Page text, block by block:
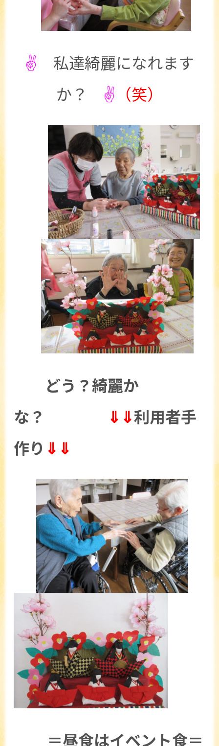
✌ 私達綺麗になれます
か？ ✌ （笑）
どう？綺麗か
な？
⇓⇓利用者手
作り ⇓⇓
＝昼食はイベント食＝